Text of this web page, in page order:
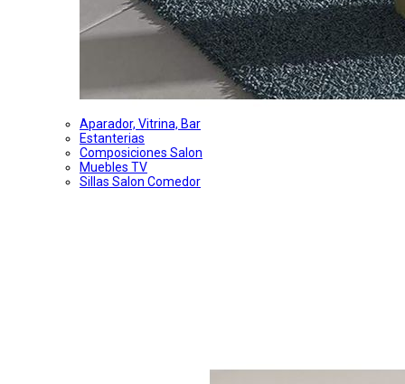
Aparador, Vitrina, Bar
Estanterias
Composiciones Salon
Muebles TV
Sillas Salon Comedor